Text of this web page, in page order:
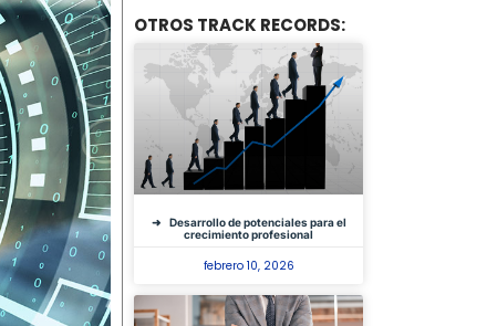
OTROS TRACK RECORDS:
Desarrollo de potenciales para el
crecimiento profesional
febrero 10, 2026